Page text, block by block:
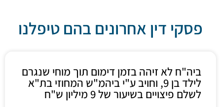
פסקי דין אחרונים בהם טיפלנו
ביה"ח לא זיהה בזמן דימום תוך מוחי שנגרם
לילד בן 9, וחויב ע"י ביהמ"ש המחוזי בת"א
לשלם פיצויים בשיעור של 9 מיליון ש"ח